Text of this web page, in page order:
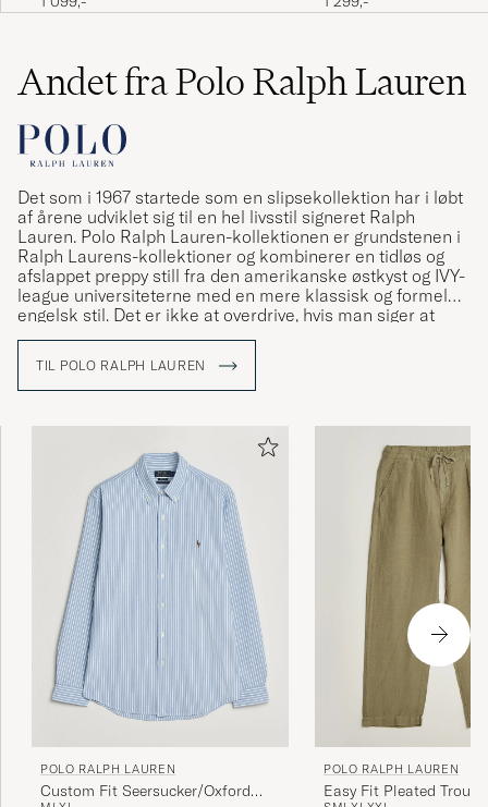
DANIEL M KØBTE PÅ CAREOFCARL.NO
Andet fra Polo Ralph Lauren
Det som i 1967 startede som en slipsekollektion har i løbt
af årene udviklet sig til en hel livsstil signeret Ralph
Lauren. Polo Ralph Lauren-kollektionen er grundstenen i
Ralph Laurens-kollektioner og kombinerer en tidløs og
afslappet preppy still fra den amerikanske østkyst og IVY-
league universiteterne med en mere klassisk og formel
engelsk stil. Det er ikke at overdrive, hvis man siger at
Ralph Lauren har været med til at definere den
TIL POLO RALPH LAUREN
POLO RALPH LAUREN
Custom Fit Seersucker/Oxford
POLO RALPH LAUREN
Easy Fit Pleated